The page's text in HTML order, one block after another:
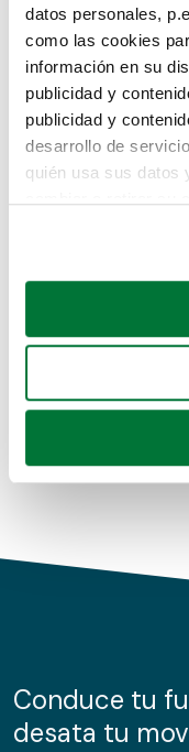
datos personales,
como las cookies
información en su
publicidad y
publicidad y
desarrollo de
quién usa sus datos
Si lo permite,
Recopilar
Identificar su
para buscar
Obtenga más
de cookies.
información sobre el
nuestros partners
Lo
te hemos
Pero puedes
buscando en
Coches de
Coches de km0
Conduce tu
desata tu